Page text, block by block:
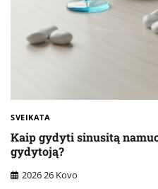
SVEIKATA
Kaip gydyti sinusitą
gydytoją?
2026 26 Kovo